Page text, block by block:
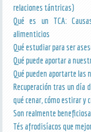
relaciones tántricas)
Qué es un TCA:
alimenticios
Qué estudiar para ser
Qué puede aportar a
Qué pueden aportarte
Recuperación tras un día
qué cenar, cómo estirar y
Son realmente
Tés afrodisíacos que